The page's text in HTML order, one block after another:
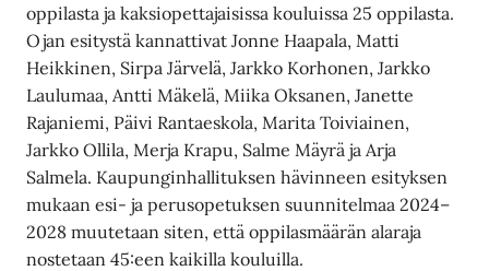
oppilasta ja kaksiopettajaisissa kouluissa 25 oppilasta.
Ojan esitystä kannattivat Jonne Haapala, Matti
Heikkinen, Sirpa Järvelä, Jarkko Korhonen, Jarkko
Laulumaa, Antti Mäkelä, Miika Oksanen, Janette
Rajaniemi, Päivi Rantaeskola, Marita Toiviainen,
Jarkko Ollila, Merja Krapu, Salme Mäyrä ja Arja
Salmela. Kaupunginhallituksen hävinneen esityksen
mukaan esi- ja perusopetuksen suunnitelmaa 2024–
2028 muutetaan siten, että oppilasmäärän alaraja
nostetaan 45:een kaikilla kouluilla.